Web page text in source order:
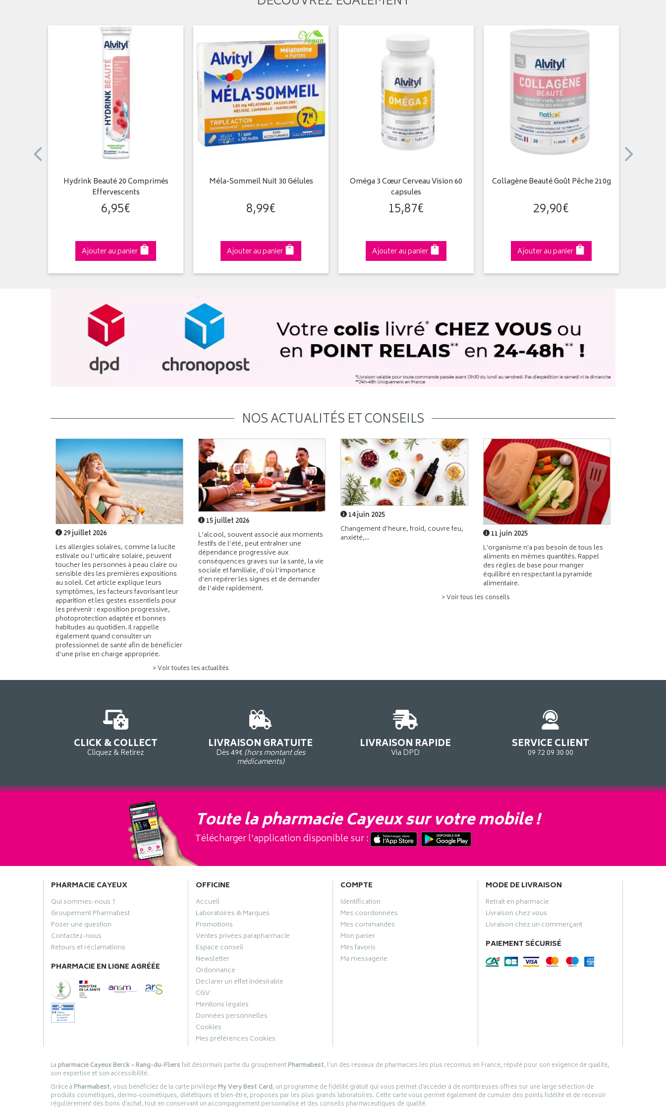
Hydrink Beauté 20 Comprimés
Effervescents
6,95€
Ajouter au panier
Méla-Sommeil Nuit 30 Gélules
8,99€
Ajouter au panier
Oméga 3 Cœur Cerveau Vision 60
capsules
15,87€
Ajouter au panier
Collagène Beauté Goût Pêche 210g
29,90€
Ajouter au panier
NOS ACTUALITÉS ET CONSEILS
29 juillet 2026
Les allergies solaires, comme la lucite
estivale ou l’urticaire solaire, peuvent
toucher les personnes à peau claire ou
sensible dès les premières expositions
au soleil. Cet article explique leurs
symptômes, les facteurs favorisant leur
apparition et les gestes essentiels pour
les prévenir : exposition progressive,
photoprotection adaptée et bonnes
habitudes au quotidien. Il rappelle
également quand consulter un
professionnel de santé afin de bénéficier
d’une prise en charge appropriée.
15 juillet 2026
L’alcool, souvent associé aux moments
festifs de l’été, peut entraîner une
dépendance progressive aux
conséquences graves sur la santé, la vie
sociale et familiale, d’où l’importance
d’en repérer les signes et de demander
de l’aide rapidement.
> Voir toutes les actualités
14 juin 2025
Changement d’heure, froid, couvre feu,
anxiété,...
11 juin 2025
L'organisme n'a pas besoin de tous les
aliments en mêmes quantités. Rappel
des règles de base pour manger
équilibré en respectant la pyramide
alimentaire.
> Voir tous les conseils
CLICK & COLLECT
Cliquez & Retirez
LIVRAISON GRATUITE
Dès 49€ (hors montant des
médicaments)
LIVRAISON RAPIDE
Via DPD
SERVICE CLIENT
09 72 09 30 00
Toute la pharmacie Cayeux sur votre mobile !
Télécharger l’application disponible sur :
PHARMACIE CAYEUX
Qui sommes-nous ?
Groupement Pharmabest
Poser une question
Contactez-nous
Retours et réclamations
PHARMACIE EN LIGNE AGRÉÉE
OFFICINE
Accueil
Laboratoires & Marques
Promotions
Ventes privées parapharmacie
Espace conseil
Newsletter
Ordonnance
Déclarer un effet indésirable
CGV
Mentions légales
Données personnelles
Cookies
Mes préférences Cookies
COMPTE
Identification
Mes coordonnées
Mes commandes
Mon panier
Mes favoris
Ma messagerie
MODE DE LIVRAISON
Retrait en pharmacie
Livraison chez vous
Livraison chez un commerçant
PAIEMENT SÉCURISÉ
Lapharmacie Cayeux Berck – Rang-du-Fliersfait désormais partie du groupementPharmabest, l’un des réseaux de pharmacies les plus reconnus en France, réputé pour son exigence de qualité,
son expertise et son accessibilité.
Grâce àPharmabest, vous bénéficiez de la carte privilègeMy Very Best Card, un programme de fidélité gratuit qui vous permet d’accéder à de nombreuses offres sur une large sélection de
produits cosmétiques, dermo-cosmétiques, diététiques et bien-être, proposés par les plus grands laboratoires. Cette carte vous permet également de cumuler des points fidélité et de recevoir
régulièrement des bons d’achat, tout en conservant un accompagnement personnalisé et des conseils pharmaceutiques de qualité.